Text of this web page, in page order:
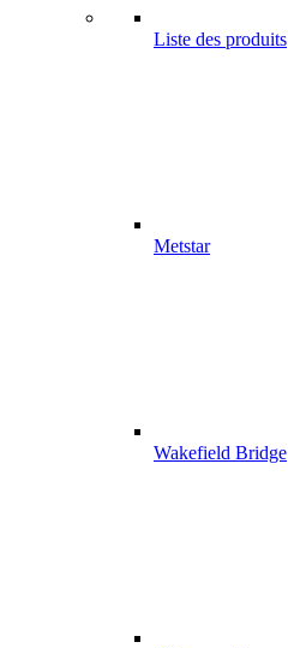
Liste des produits
Metstar
Wakefield Bridge